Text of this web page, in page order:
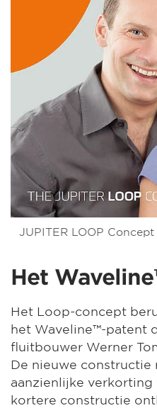
JUPITER LOOP
Het
Het Loop-concept
het Waveline™-patent
fluitbouwer Werner
De nieuwe constructie
aanzienlijke verkorting
kortere constructie